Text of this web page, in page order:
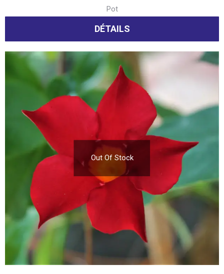
Pot
DÉTAILS
Out Of Stock